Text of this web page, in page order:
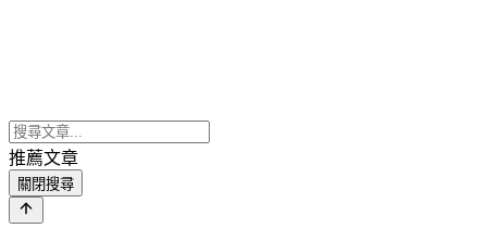
推薦文章
關閉搜尋